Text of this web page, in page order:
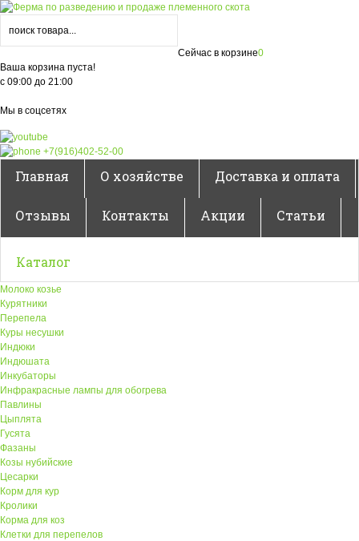
Сейчас в корзине0
Ваша корзина пуста!
с 09:00 до 21:00
Мы в соцсетях
+7(916)402-52-00
Главная О хозяйстве Доставка и оплата
Отзывы Контакты Акции Статьи
Каталог
Молоко козье
Курятники
Перепела
Куры несушки
Индюки
Индюшата
Инкубаторы
Инфракрасные лампы для обогрева
Павлины
Цыплята
Гусята
Фазаны
Козы нубийские
Цесарки
Корм для кур
Кролики
Корма для коз
Клетки для перепелов